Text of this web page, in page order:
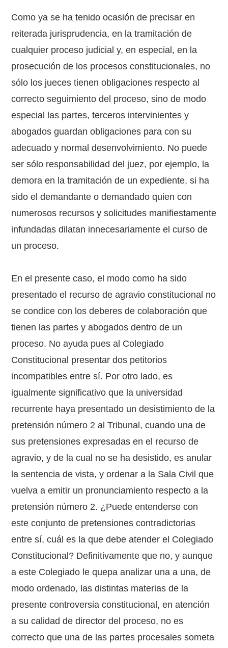
Como ya se ha tenido ocasión de precisar en
reiterada jurisprudencia, en la tramitación de
cualquier proceso judicial y, en especial, en la
prosecución de los procesos constitucionales, no
sólo los jueces tienen obligaciones respecto al
correcto seguimiento del proceso, sino de modo
especial las partes, terceros intervinientes y
abogados guardan obligaciones para con su
adecuado y normal desenvolvimiento. No puede
ser sólo responsabilidad del juez, por ejemplo, la
demora en la tramitación de un expediente, si ha
sido el demandante o demandado quien con
numerosos recursos y solicitudes manifiestamente
infundadas dilatan innecesariamente el curso de
un proceso.
En el presente caso, el modo como ha sido
presentado el recurso de agravio constitucional no
se condice con los deberes de colaboración que
tienen las partes y abogados dentro de un
proceso. No ayuda pues al Colegiado
Constitucional presentar dos petitorios
incompatibles entre sí. Por otro lado, es
igualmente significativo que la universidad
recurrente haya presentado un desistimiento de la
pretensión número 2 al Tribunal, cuando una de
sus pretensiones expresadas en el recurso de
agravio, y de la cual no se ha desistido, es anular
la sentencia de vista, y ordenar a la Sala Civil que
vuelva a emitir un pronunciamiento respecto a la
pretensión número 2. ¿Puede entenderse con
este conjunto de pretensiones contradictorias
entre sí, cuál es la que debe atender el Colegiado
Constitucional? Definitivamente que no, y aunque
a este Colegiado le quepa analizar una a una, de
modo ordenado, las distintas materias de la
presente controversia constitucional, en atención
a su calidad de director del proceso, no es
correcto que una de las partes procesales someta